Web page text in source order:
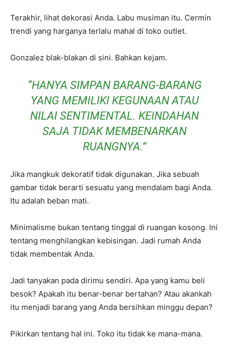
Terakhir, lihat dekorasi Anda. Labu musiman itu. Cermin
trendi yang harganya terlalu mahal di toko outlet.
Gonzalez blak-blakan di sini. Bahkan kejam.
“HANYA SIMPAN BARANG-BARANG
YANG MEMILIKI KEGUNAAN ATAU
NILAI SENTIMENTAL. KEINDAHAN
SAJA TIDAK MEMBENARKAN
RUANGNYA.”
Jika mangkuk dekoratif tidak digunakan. Jika sebuah
gambar tidak berarti sesuatu yang mendalam bagi Anda.
Itu adalah beban mati.
Minimalisme bukan tentang tinggal di ruangan kosong. Ini
tentang menghilangkan kebisingan. Jadi rumah Anda
tidak membentak Anda.
Jadi tanyakan pada dirimu sendiri. Apa yang kamu beli
besok? Apakah itu benar-benar bertahan? Atau akankah
itu menjadi barang yang Anda bersihkan minggu depan?
Pikirkan tentang hal ini. Toko itu tidak ke mana-mana.